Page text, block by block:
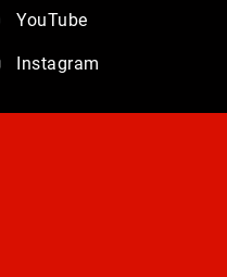
YouTube
Instagram